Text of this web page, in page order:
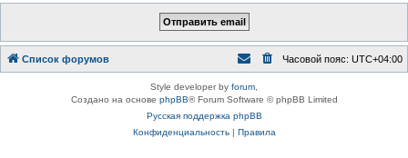
Список форумов Часовой пояс: UTC+04:00
Style developer by forum
Создано на основе phpBB® Forum Software © phpBB Limited
Русская поддержка phpBB
Конфиденциальность| Правила